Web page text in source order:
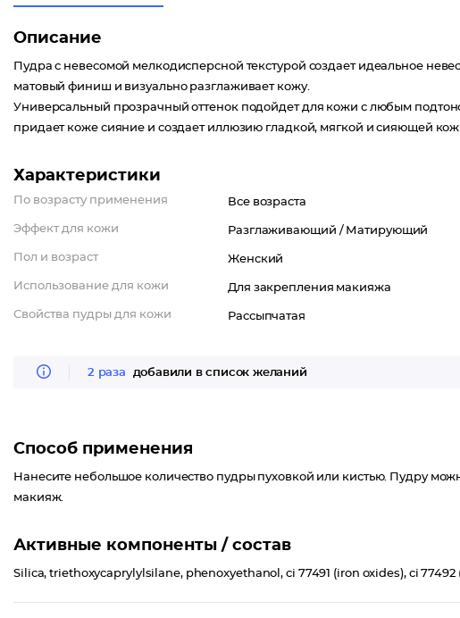
Описание
Пудра с невесомой мелкодисперсной текстурой создает идеальное
матовый финиш и визуально разглаживает кожу.
Универсальный прозрачный оттенок подойдет для кожи с любым
придает коже сияние и создает иллюзию гладкой, мягкой и сияющей
Характеристики
По возрасту применения Все возраста
Эффект для кожи Разглаживающий / Матирующий
Пол и возраст Женский
Использование для кожи Для закрепления макияжа
Свойства пудры для кожи Рассыпчатая
2 раза добавили в список желаний
Способ применения
Нанесите небольшое количество пудры пуховкой или кистью. Пудру
макияж.
Активные компоненты / состав
Silica, triethoxycaprylylsilane, phenoxyethanol, ci 77491 (iron oxides), ci 77492